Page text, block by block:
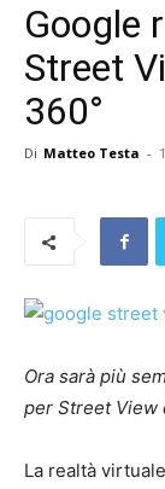
Google
Street
360°
Di Matteo Testa -
Ora sarà più
per Street View
La realtà